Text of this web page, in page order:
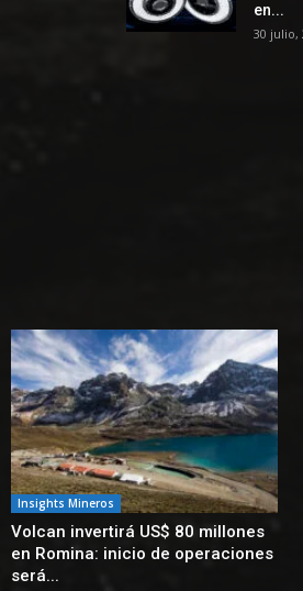
en...
30 julio,
Insights Mineros
Volcan invertirá US$ 80 millones
en Romina: inicio de operaciones
será...